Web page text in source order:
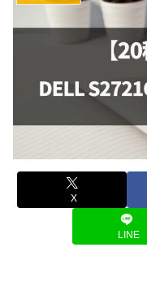
X
LINE